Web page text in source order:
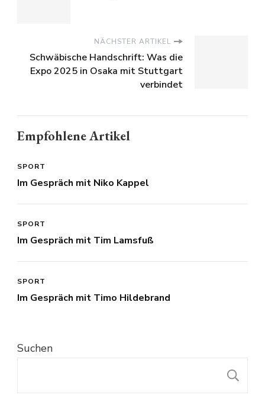
NÄCHSTER ARTIKEL
Schwäbische Handschrift: Was die
Expo 2025 in Osaka mit Stuttgart
verbindet
Empfohlene Artikel
SPORT
Im Gespräch mit Niko Kappel
SPORT
Im Gespräch mit Tim Lamsfuß
SPORT
Im Gespräch mit Timo Hildebrand
Suchen